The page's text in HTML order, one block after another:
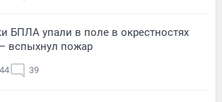
БПЛА упали в поле в окрестностях
вспыхнул пожар
39